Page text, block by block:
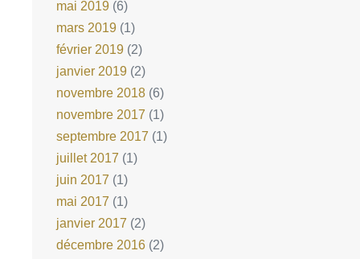
mai 2019 (6)
mars 2019 (1)
février 2019 (2)
janvier 2019 (2)
novembre 2018 (6)
novembre 2017 (1)
septembre 2017 (1)
juillet 2017 (1)
juin 2017 (1)
mai 2017 (1)
janvier 2017 (2)
décembre 2016 (2)